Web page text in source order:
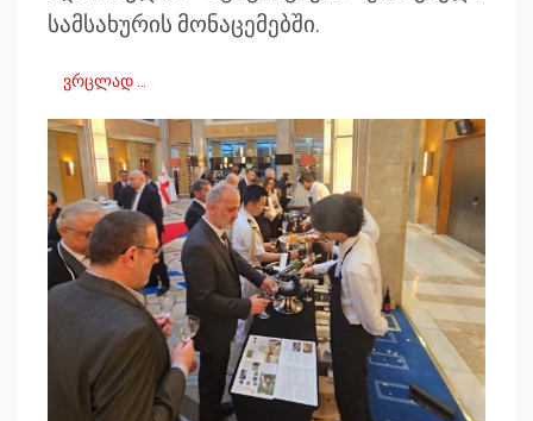
სამსახურის მონაცემებში.
ვრცლად …